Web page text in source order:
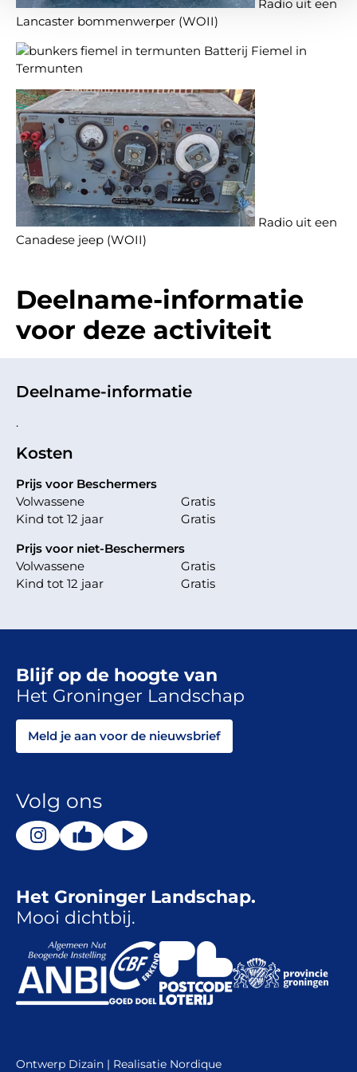
Radio uit een
Lancaster bommenwerper (WOII)
Batterij Fiemel in
Termunten
Radio uit een
Canadese jeep (WOII)
Deelname-informatie
voor deze activiteit
Deelname-informatie
.
Kosten
Prijs voor Beschermers
Volwassene
Gratis
Kind tot 12 jaar
Gratis
Prijs voor niet-Beschermers
Volwassene
Gratis
Kind tot 12 jaar
Gratis
Het Groninger Landschap.
Mooi dichtbij.
Blijf op de hoogte van
Het Groninger Landschap
Meld je aan voor de nieuwsbrief
Volg ons
Ontwerp Dizain | Realisatie Nordique